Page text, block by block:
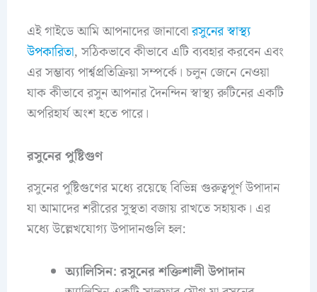
এই গাইডে আমি আপনাদের জানাবোরসুনের স্বাস্থ্য
উপকারিতা, সঠিকভাবে কীভাবে এটি ব্যবহার করবেন এবং
এর সম্ভাব্য পার্শ্বপ্রতিক্রিয়া সম্পর্কে। চলুন জেনে নেওয়া
যাক কীভাবে রসুন আপনার দৈনন্দিন স্বাস্থ্য রুটিনের একটি
অপরিহার্য অংশ হতে পারে।
রসুনের পুষ্টিগুণ
রসুনের পুষ্টিগুণের মধ্যে রয়েছে বিভিন্ন গুরুত্বপূর্ণ উপাদান
যা আমাদের শরীরের সুস্থতা বজায় রাখতে সহায়ক। এর
মধ্যে উল্লেখযোগ্য উপাদানগুলি হল:
অ্যালিসিন: রসুনের শক্তিশালী উপাদান